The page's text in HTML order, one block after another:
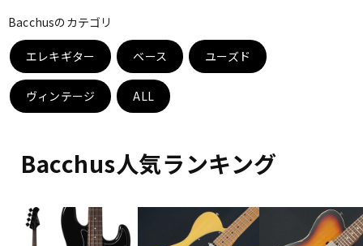
ドラム
管楽器 その他楽器
Bacchusのカテゴリ
エレキギター ベース ユーズド
ヴィンテージ ALL
Bacchus人気ランキング